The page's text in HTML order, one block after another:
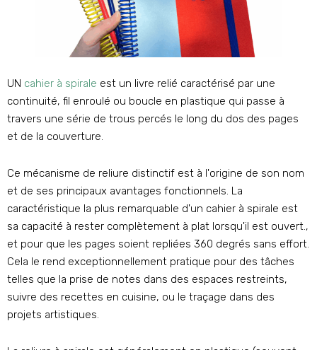
UN cahier à spirale est un livre relié caractérisé par une
continuité, fil enroulé ou boucle en plastique qui passe à
travers une série de trous percés le long du dos des pages
et de la couverture.
Ce mécanisme de reliure distinctif est à l'origine de son nom
et de ses principaux avantages fonctionnels. La
caractéristique la plus remarquable d'un cahier à spirale est
sa capacité à rester complètement à plat lorsqu'il est ouvert.,
et pour que les pages soient repliées 360 degrés sans effort.
Cela le rend exceptionnellement pratique pour des tâches
telles que la prise de notes dans des espaces restreints,
suivre des recettes en cuisine, ou le traçage dans des
projets artistiques.